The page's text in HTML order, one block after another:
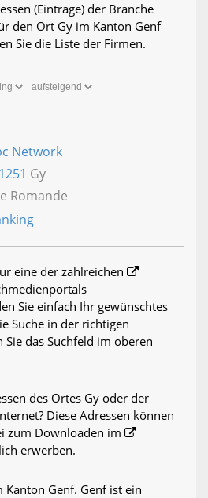
(Einträge) der Branche
den Ort Gy im Kanton Genf
Sie die Liste der Firmen.
Network
1251 Gy
Romande
eine der zahlreichen
Sie einfach Ihr gewünschtes
Suche in der richtigen
das Suchfeld im oberen
des Ortes Gy oder der
Diese Adressen können
zum Downloaden im
erwerben.
Genf. Genf ist ein